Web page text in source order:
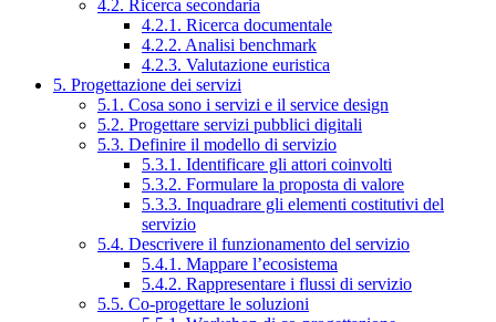
4.2. Ricerca secondaria
4.2.1. Ricerca documentale
4.2.2. Analisi benchmark
4.2.3. Valutazione euristica
5. Progettazione dei servizi
5.1. Cosa sono i servizi e il service design
5.2. Progettare servizi pubblici digitali
5.3. Definire il modello di servizio
5.3.1. Identificare gli attori coinvolti
5.3.2. Formulare la proposta di valore
5.3.3. Inquadrare gli elementi costitutivi del
servizio
5.4. Descrivere il funzionamento del servizio
5.4.1. Mappare l’ecosistema
5.4.2. Rappresentare i flussi di servizio
5.5. Co-progettare le soluzioni